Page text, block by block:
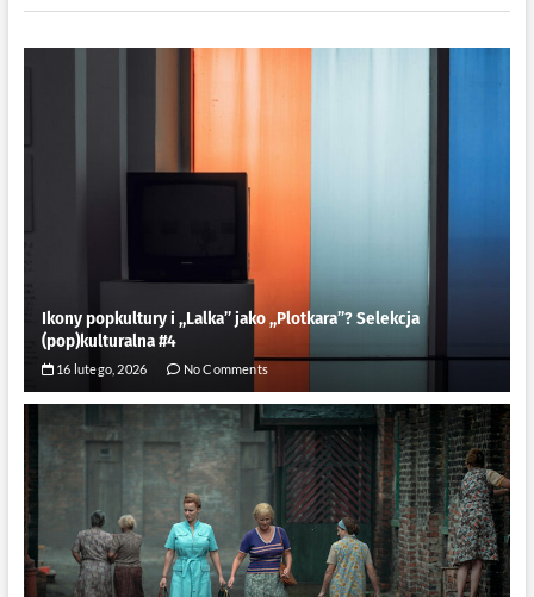
Ikony popkultury i ,,Lalka” jako ,,Plotkara”? Selekcja
(pop)kulturalna #4
16 lutego, 2026 No Comments